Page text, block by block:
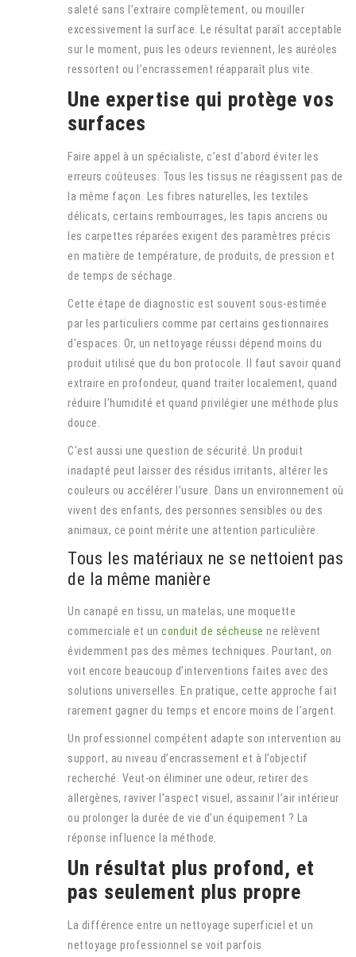
saleté sans l’extraire complètement, ou mouiller
excessivement la surface. Le résultat paraît acceptable
sur le moment, puis les odeurs reviennent, les auréoles
ressortent ou l’encrassement réapparaît plus vite.
Une expertise qui protège vos
surfaces
Faire appel à un spécialiste, c’est d’abord éviter les
erreurs coûteuses. Tous les tissus ne réagissent pas de
la même façon. Les fibres naturelles, les textiles
délicats, certains rembourrages, les tapis anciens ou
les carpettes réparées exigent des paramètres précis
en matière de température, de produits, de pression et
de temps de séchage.
Cette étape de diagnostic est souvent sous-estimée
par les particuliers comme par certains gestionnaires
d’espaces. Or, un nettoyage réussi dépend moins du
produit utilisé que du bon protocole. Il faut savoir quand
extraire en profondeur, quand traiter localement, quand
réduire l’humidité et quand privilégier une méthode plus
douce.
C’est aussi une question de sécurité. Un produit
inadapté peut laisser des résidus irritants, altérer les
couleurs ou accélérer l’usure. Dans un environnement où
vivent des enfants, des personnes sensibles ou des
animaux, ce point mérite une attention particulière.
Tous les matériaux ne se nettoient pas
de la même manière
Un canapé en tissu, un matelas, une moquette
commerciale et un conduit de sécheuse ne relèvent
évidemment pas des mêmes techniques. Pourtant, on
voit encore beaucoup d’interventions faites avec des
solutions universelles. En pratique, cette approche fait
rarement gagner du temps et encore moins de l’argent.
Un professionnel compétent adapte son intervention au
support, au niveau d’encrassement et à l’objectif
recherché. Veut-on éliminer une odeur, retirer des
allergènes, raviver l’aspect visuel, assainir l’air intérieur
ou prolonger la durée de vie d’un équipement ? La
réponse influence la méthode.
Un résultat plus profond, et
pas seulement plus propre
La différence entre un nettoyage superficiel et un
nettoyage professionnel se voit parfois